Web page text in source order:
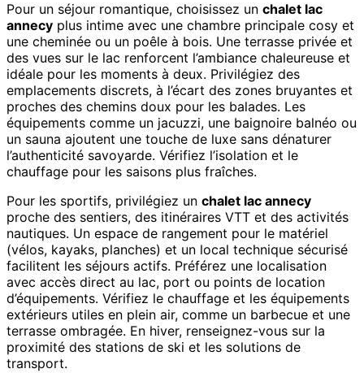
Pour un séjour romantique, choisissez un chalet lac
annecy plus intime avec une chambre principale cosy et
une cheminée ou un poêle à bois. Une terrasse privée et
des vues sur le lac renforcent l’ambiance chaleureuse et
idéale pour les moments à deux. Privilégiez des
emplacements discrets, à l’écart des zones bruyantes et
proches des chemins doux pour les balades. Les
équipements comme un jacuzzi, une baignoire balnéo ou
un sauna ajoutent une touche de luxe sans dénaturer
l’authenticité savoyarde. Vérifiez l’isolation et le
chauffage pour les saisons plus fraîches.
Pour les sportifs, privilégiez un chalet lac annecy
proche des sentiers, des itinéraires VTT et des activités
nautiques. Un espace de rangement pour le matériel
(vélos, kayaks, planches) et un local technique sécurisé
facilitent les séjours actifs. Préférez une localisation
avec accès direct au lac, port ou points de location
d’équipements. Vérifiez le chauffage et les équipements
extérieurs utiles en plein air, comme un barbecue et une
terrasse ombragée. En hiver, renseignez-vous sur la
proximité des stations de ski et les solutions de
transport.